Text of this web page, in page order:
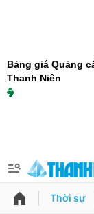
Bảng giá Quảng
Thanh Niên
QUẢNG CÁO
Thời sự